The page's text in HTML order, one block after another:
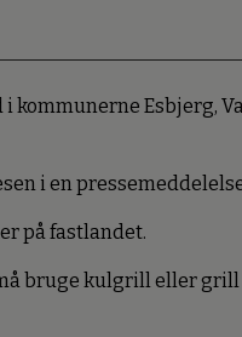
Esbjerg,
i en
på fastlandet.
bruge kulgrill eller